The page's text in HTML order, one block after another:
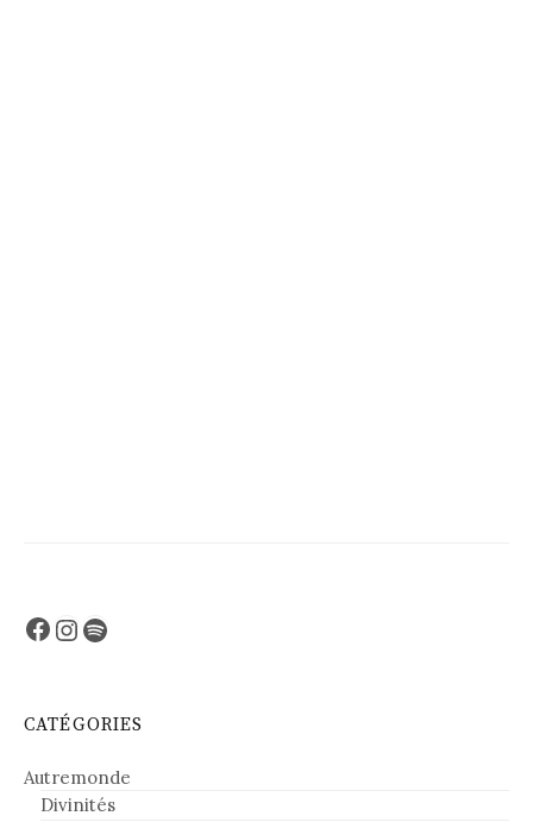
Facebook
Instagram
Spotify
CATÉGORIES
Autremonde
Divinités